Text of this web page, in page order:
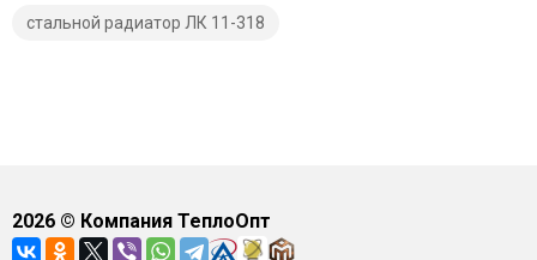
стальной радиатор ЛК 11-318
2026© Компания ТеплоОпт